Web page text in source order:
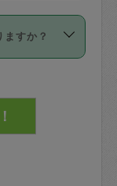
教えて
ンセル
の50%
カジさ
さんに
んの同意
タスカ
頼関係が
ジさん
すか？
庫に入
う心掛